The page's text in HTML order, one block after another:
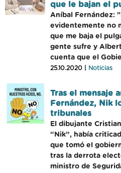
que le bajan el
Aníbal Fernández:
evidentemente no
que me baja el
gente sufre y
cuenta que el
25.10.2020 | Noticias
Tras el mensaje
Fernández, Nik
tribunales
El dibujante
“Nik”, había
que tomó el
tras la derrota
ministro de